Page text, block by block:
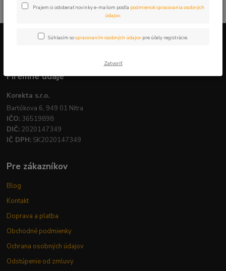
Firemné údaje
Korekta s.r.o.
Bartókova 6, 949 01 Nitra
IČO: 36519898
DIČ: 2020147349
IČ DPH: SK2020147349
Pre zákazníkov
Blog
Kontakt
Doprava a platba
Obchodné podmienky
Ochrana osobných údajov
Odstúpenie od zmluvy
Prajem si odoberať novinky e-mailom podľa podmienok spracovania osobných
údajov.
Súhlasím sospracovaním osobných údajov pre účely registrácie.
Zatvoriť